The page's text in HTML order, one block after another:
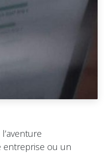
entreprise ou un